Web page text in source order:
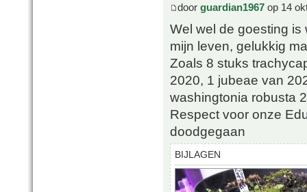
door guardian1967 op 14
Wel wel de goesting
mijn leven, gelukkig
Zoals 8 stuks
2020, 1 jubeae van
washingtonia robusta
Respect voor onze
doodgegaan
BIJLAGEN